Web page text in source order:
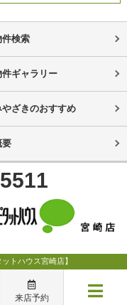
件検索
件ギャラリー
やざきのおすすめ
要
トハウス宮崎店】
来店予約